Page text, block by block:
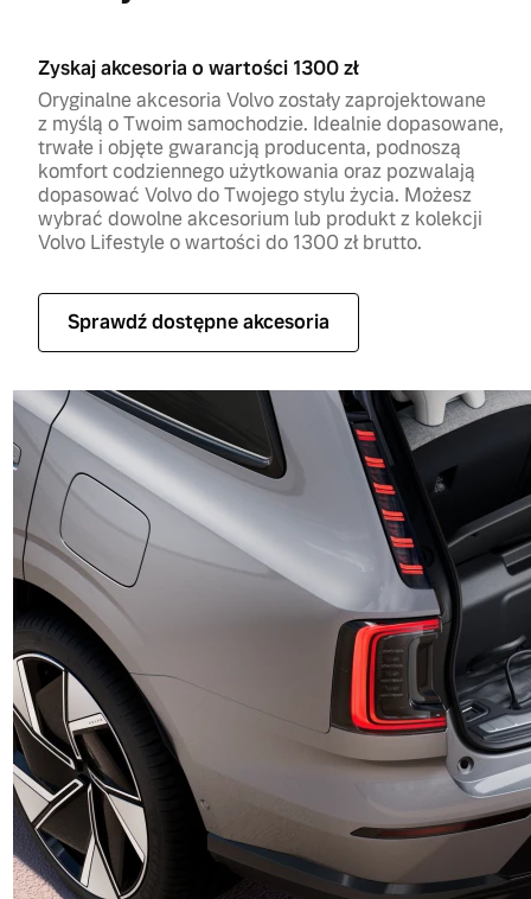
Zyskaj akcesoria o wartości 1300 zł
Oryginalne akcesoria Volvo zostały zaprojektowane
z myślą o Twoim samochodzie. Idealnie dopasowane,
trwałe i objęte gwarancją producenta, podnoszą
komfort codziennego użytkowania oraz pozwalają
dopasować Volvo do Twojego stylu życia. Możesz
wybrać dowolne akcesorium lub produkt z kolekcji
Volvo Lifestyle o wartości do 1300 zł brutto.
Sprawdź dostępne akcesoria